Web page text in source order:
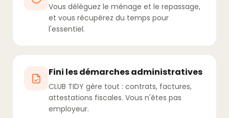
Vous déléguez le ménage et le repassage,
et vous récupérez du temps pour
l'essentiel.
Fini les démarches administratives
CLUB TIDY gère tout : contrats, factures,
attestations fiscales. Vous n'êtes pas
employeur.